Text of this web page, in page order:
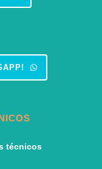
técnicos